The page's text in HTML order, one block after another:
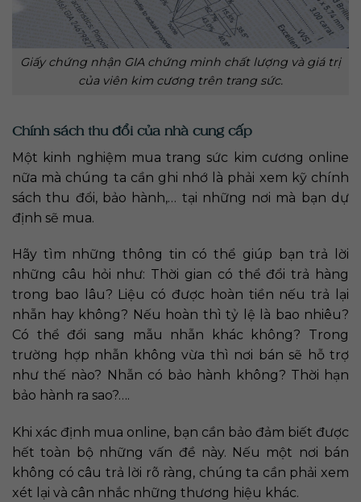
Giấy chứng nhận GIA chứng minh chất lượng và giá trị
của viên kim cương trên trang sức.
Chính sách thu đổi của nhà cung cấp
Một kinh nghiệm mua trang sức kim cương online
nữa mà chúng ta cần ghi nhớ là phải xem kỹ chính
sách thu đổi, bảo hành,… tại những nơi mà bạn dự
định sẽ mua.
Hãy tìm những thông tin có thể giúp bạn trả lời
những câu hỏi như: Thời gian có thể đổi trả hàng
trong bao lâu? Liệu có được hoàn tiền nếu trả lại
nhẫn hay không? Nếu hoàn thì tỷ lệ là bao nhiêu?
Có thể đổi sang mẫu nhẫn khác không? Trong
trường hợp nhẫn không vừa thì nơi bán sẽ hỗ trợ
như thế nào? Nhẫn có bảo hành không? Thời hạn
bảo hành ra sao?….
Khi xác định mua online, bạn cần bảo đảm biết được
hết toàn bộ những vấn đề này. Nếu một nơi bán
không có câu trả lời rõ ràng, chúng ta cần phải xem
xét lại và cân nhắc những thương hiệu khác.